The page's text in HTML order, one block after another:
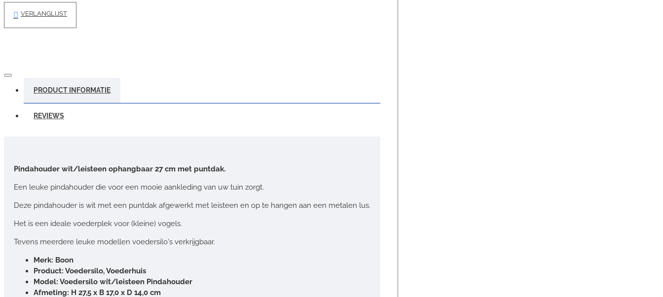
VERLANGLIJST
PRODUCT INFORMATIE
REVIEWS
Pindahouder wit/leisteen ophangbaar 27 cm met puntdak.
Een leuke pindahouder die voor een mooie aankleding van uw tuin zorgt.
Deze pindahouder is wit met een puntdak afgewerkt met leisteen en op te hangen aan een metalen lus.
Het is een ideale voederplek voor (kleine) vogels.
Tevens meerdere leuke modellen voedersilo's verkrijgbaar.
Merk: Boon
Product: Voedersilo, Voederhuis
Model: Voedersilo wit/leisteen Pindahouder
Afmeting: H 27,5 x B 17,0 x D 14,0 cm